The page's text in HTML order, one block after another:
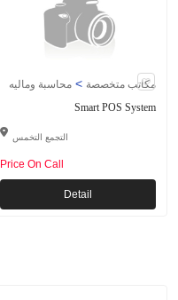
مكاتب متخصصة > محاسبة وماليه
Smart POS System
التجمع التخمس
Price On Call
Detail